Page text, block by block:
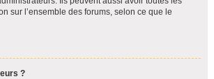
sur l’ensemble des forums, selon ce que le
?